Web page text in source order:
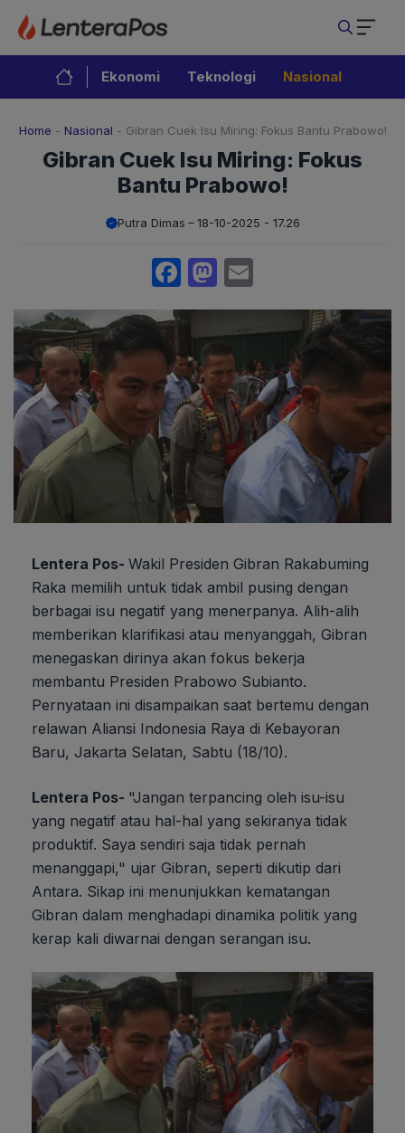
Langsung
isi
Ekonomi Teknologi Nasional
Home - Nasional - Gibran Cuek Isu Miring: Fokus Bantu Prabowo!
Gibran Cuek Isu Miring: Fokus
Bantu Prabowo!
Putra Dimas 18-10-2025 - 17.26
Facebook
Mastodon
Lentera Pos- Wakil Presiden Gibran Rakabuming
Raka memilih untuk tidak ambil pusing dengan
berbagai isu negatif yang menerpanya. Alih-alih
memberikan klarifikasi atau menyanggah, Gibran
menegaskan dirinya akan fokus bekerja
membantu Presiden Prabowo Subianto.
Pernyataan ini disampaikan saat bertemu dengan
relawan Aliansi Indonesia Raya di Kebayoran
Baru, Jakarta Selatan, Sabtu (18/10).
Lentera Pos- "Jangan terpancing oleh isu-isu
yang negatif atau hal-hal yang sekiranya tidak
produktif. Saya sendiri saja tidak pernah
menanggapi," ujar Gibran, seperti dikutip dari
Antara. Sikap ini menunjukkan kematangan
Gibran dalam menghadapi dinamika politik yang
kerap kali diwarnai dengan serangan isu.